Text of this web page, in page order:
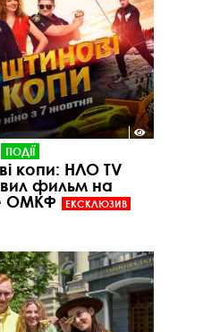
ПОДІЇ
копи: НЛО TV
фильм на
ОМКФ
ЕКСКЛЮЗИВ